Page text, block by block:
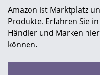
Amazon ist Marktplatz
Produkte. Erfahren Sie
Händler und Marken
können.